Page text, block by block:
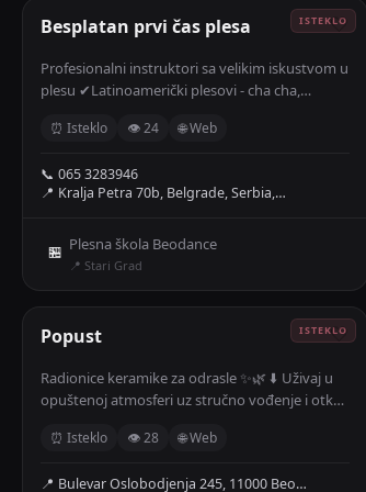
Besplatan prvi čas plesa 🤍
Profesionalni instruktori sa velikim iskustvom u
plesu ✔Latinoamerički plesovi - cha cha,
tango, foxtrot, quickstep... ✔Karipski plesovi -
scenski tango...
⏰ Isteklo 👁 24 🌐 Web
📞 065 3283946
📍 Kralja Petra 70b, Belgrade, Serbia,…
🏪 Plesna škola Beodance
📍 Stari Grad
Popust 🤍
Radionice keramike za odrasle ✨🌿 ⬇️ Uživaj u
opuštenoj atmosferi uz stručno vođenje i otkrij
pečenja, svako nosi kući svoj unikatni rad –
Povedi druga ili drugaricu i ostvarite popust za
⏰ Isteklo 👁 28 🌐 Web
📍 Bulevar Oslobodjenja 245, 11000 Beo…